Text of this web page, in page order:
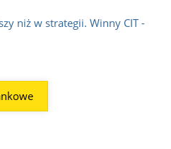
niż w strategii. Winny CIT -